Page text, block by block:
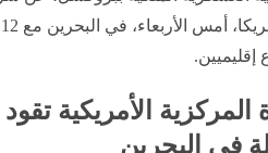
إقليميين.
المركزية الأمريكية